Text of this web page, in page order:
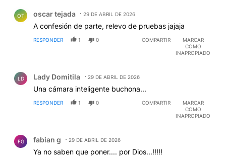
OT oscar tejada 29 DE ABRIL DE 2026
A confesión de parte, relevo de pruebas jajaja
RESPONDER 1 0 COMPARTIR
MARCAR
COMO
INAPROPIADO
LD Lady Domitila 29 DE ABRIL DE 2026
Una cámara inteligente buchona...
RESPONDER 1 0 COMPARTIR
MARCAR
COMO
INAPROPIADO
FG fabian g 29 DE ABRIL DE 2026
Ya no saben que poner.... por Dios...!!!!!